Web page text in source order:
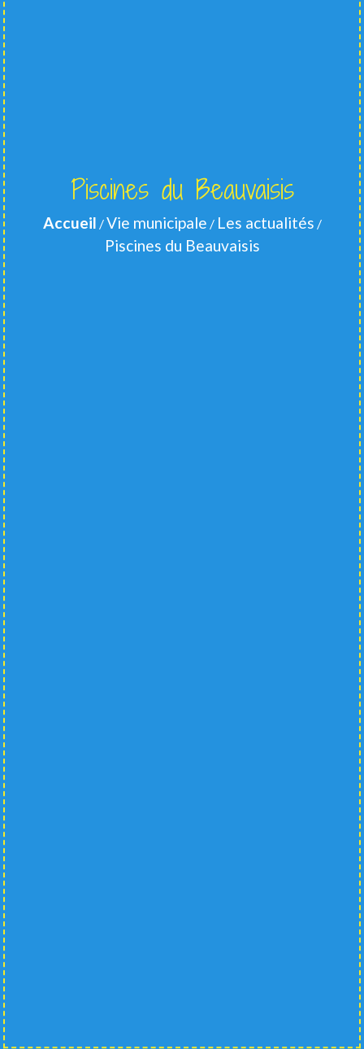
Piscines du Beauvaisis
Accueil /Vie municipale / Les actualités /
Piscines du Beauvaisis